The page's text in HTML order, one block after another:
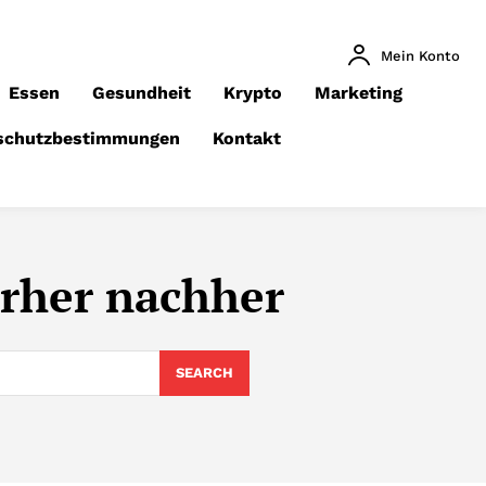
Mein Konto
Essen Gesundheit Krypto Marketing
Kontakt
nachher
SEARCH